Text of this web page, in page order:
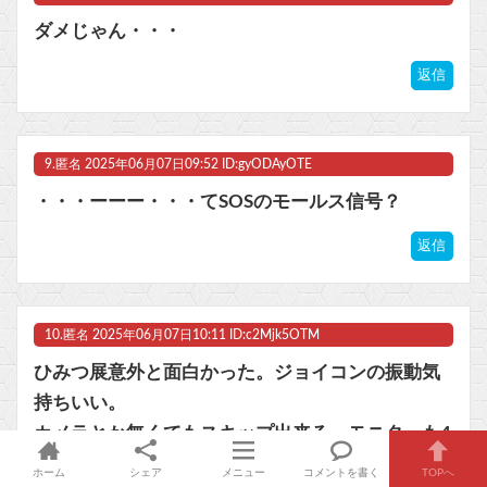
ダメじゃん・・・
返信
9. 匿名 2025年06月07日09:52 ID:gyODAyOTE
・・・ーーー・・・てSOSのモールス信号？
返信
10. 匿名 2025年06月07日10:11 ID:c2Mjk5OTM
ひみつ展意外と面白かった。ジョイコンの振動気
持ちいい。
カメラとか無くてもスキップ出来る。モニターも4
K必要って言われたけどWQHDで出来たよ。
ホーム シェア メニュー コメントを書く TOPへ